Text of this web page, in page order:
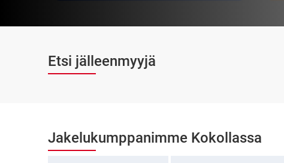
Etsi jälleenmyyjä
Jakelukumppanimme Kokollassa